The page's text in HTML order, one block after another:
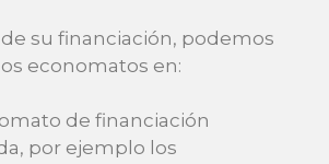
su financiación, podemos
economatos en:
de financiación
por ejemplo los